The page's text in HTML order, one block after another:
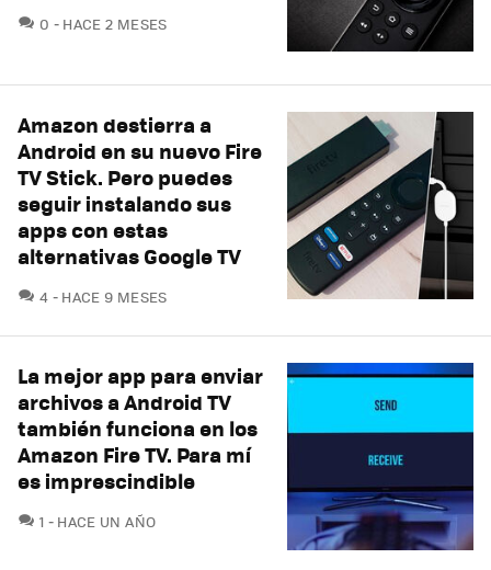
0 COMENTARIOS
HACE 2 MESES
Amazon destierra a
Android en su nuevo Fire
TV Stick. Pero puedes
seguir instalando sus
apps con estas
alternativas Google TV
4 COMENTARIOS
HACE 9 MESES
La mejor app para enviar
archivos a Android TV
también funciona en los
Amazon Fire TV. Para mí
es imprescindible
1 COMENTARIOS
HACE UN AÑO